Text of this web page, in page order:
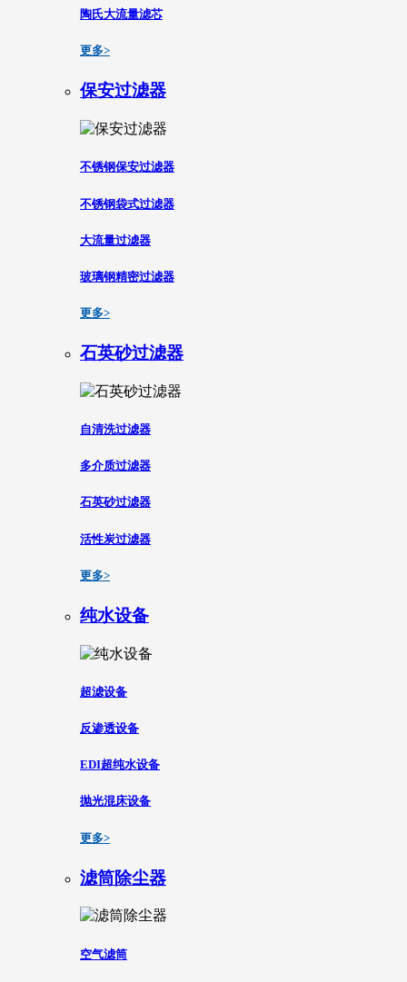
陶氏大流量滤芯
更多>
保安过滤器
不锈钢保安过滤器
不锈钢袋式过滤器
大流量过滤器
玻璃钢精密过滤器
更多>
石英砂过滤器
自清洗过滤器
多介质过滤器
石英砂过滤器
活性炭过滤器
更多>
纯水设备
超滤设备
反渗透设备
EDI超纯水设备
抛光混床设备
更多>
滤筒除尘器
空气滤筒